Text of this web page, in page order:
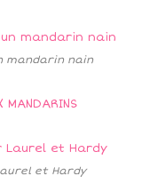
mandarin nain
et Hardy